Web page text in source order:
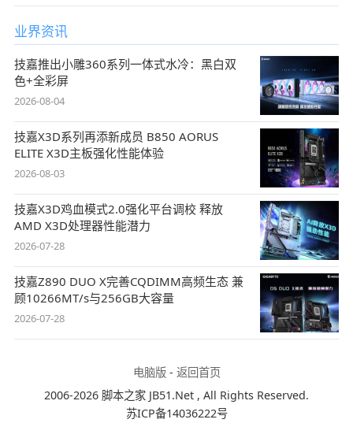
业界资讯
技嘉推出小雕360系列一体式水冷：黑白双
色+全彩屏
2026-08-04
技嘉X3D系列再添新成员 B850 AORUS
ELITE X3D主板强化性能体验
2026-08-03
技嘉X3D鸡血模式2.0强化平台调校 释放
AMD X3D处理器性能潜力
2026-07-28
技嘉Z890 DUO X完善CQDIMM高频生态 兼
顾10266MT/s与256GB大容量
2026-07-28
电脑版- 返回首页
2006-2026 脚本之家 JB51.Net , All Rights Reserved.
苏ICP备14036222号